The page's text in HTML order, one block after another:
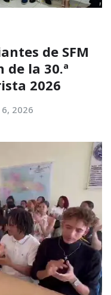
de SFM
la 30.ª
2026
2026